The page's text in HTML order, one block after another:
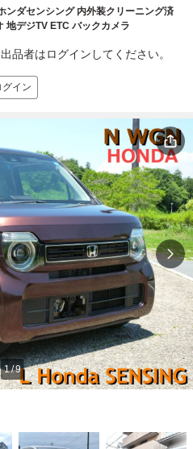
ダセンシング 内外装クリーニング済
地デジTV ETC バックカメラ
品者はログインしてください。
グイン
1/9